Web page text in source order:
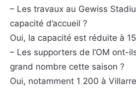
– Les travaux au Gewiss
capacité d’accueil ?
Oui, la capacité est réduite à
– Les supporters de l’OM ont-
grand nombre cette saison ?
Oui, notamment 1 200 à